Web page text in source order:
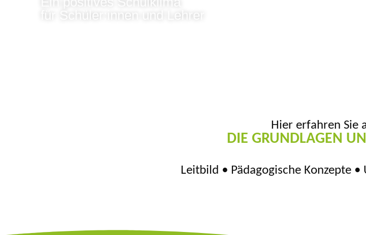
für Schüler:innen und Lehrer
Hier erfahren Sie
DIE GRUNDLAGEN
Leitbild • Pädagogische Konzepte